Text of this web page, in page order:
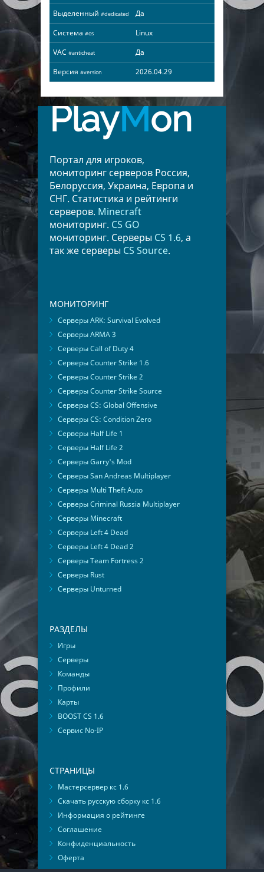
Выделенный #dedicated
Да
Система #os
Linux
VAC #anticheat
Да
Версия #version 2026.04.29
PlayMon
Портал для игроков,
мониторинг серверов Россия,
Белоруссия, Украина, Европа и
СНГ. Статистика и рейтинги
серверов. Minecraft
мониторинг. CS GO
мониторинг. Серверы CS 1.6, а
так же серверы CS Source.
МОНИТОРИНГ
Серверы ARK: Survival Evolved
Серверы ARMA 3
Серверы Call of Duty 4
Серверы Counter Strike 1.6
Серверы Counter Strike 2
Серверы Counter Strike Source
Серверы CS: Global Offensive
Серверы CS: Condition Zero
Серверы Half Life 1
Серверы Half Life 2
Серверы Garry's Mod
Серверы San Andreas Multiplayer
Серверы Multi Theft Auto
Серверы Criminal Russia Multiplayer
Серверы Minecraft
Серверы Left 4 Dead
Серверы Left 4 Dead 2
Серверы Team Fortress 2
Серверы Rust
Серверы Unturned
РАЗДЕЛЫ
Игры
Серверы
Команды
Профили
Карты
BOOST CS 1.6
Сервис No-IP
СТРАНИЦЫ
Мастерсервер кс 1.6
Скачать русскую сборку кс 1.6
Информация о рейтинге
Соглашение
Конфиденциальность
Оферта